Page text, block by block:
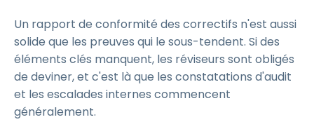
Un rapport de conformité des correctifs n'est aussi
solide que les preuves qui le sous-tendent. Si des
éléments clés manquent, les réviseurs sont obligés
de deviner, et c'est là que les constatations d'audit
et les escalades internes commencent
généralement.